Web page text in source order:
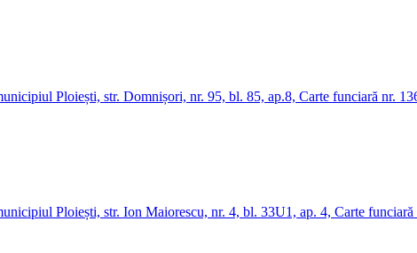
Ploiești, str. Domnișori, nr. 95, bl. 85, ap.8, Carte funciară nr.
Ploiești, str. Ion Maiorescu, nr. 4, bl. 33U1, ap. 4, Carte